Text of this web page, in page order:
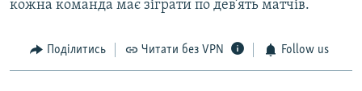
кожна команда має зіграти по дев’ять матчів.
Поділитись Читати без VPN Follow us